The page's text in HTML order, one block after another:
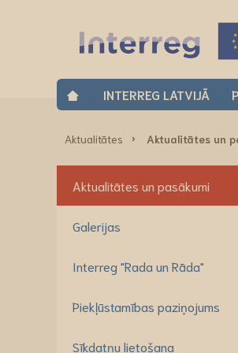
INTERREG LATVIJĀ
Aktualitātes Aktualitātes un
Aktualitātes un pasākumi
Galerijas
Interreg "Rada un Rāda"
Piekļūstamības paziņojums
Sīkdatņu lietošana